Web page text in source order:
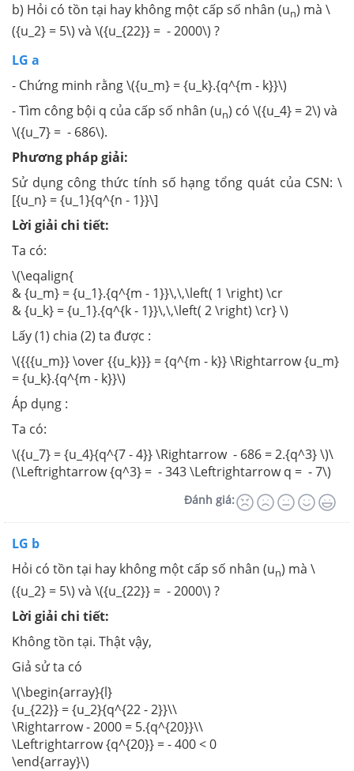
b) Hỏi có tồn tại hay không một cấp số nhân (un) mà \
({u_2} = 5\) và \({u_{22}} = - 2000\) ?
LG a
- Chứng minh rằng \({u_m} = {u_k}.{q^{m - k}}\)
- Tìm công bội q của cấp số nhân (un) có \({u_4} = 2\) và
\({u_7} = - 686\).
Phương pháp giải:
Sử dụng công thức tính số hạng tổng quát của CSN: \
[{u_n} = {u_1}{q^{n - 1}}\]
Lời giải chi tiết:
Ta có:
\(\eqalign{
& {u_m} = {u_1}.{q^{m - 1}}\,\,\left( 1 \right) \cr
& {u_k} = {u_1}.{q^{k - 1}}\,\,\left( 2 \right) \cr} \)
Lấy (1) chia (2) ta được :
\({{{u_m}} \over {{u_k}}} = {q^{m - k}} \Rightarrow {u_m}
= {u_k}.{q^{m - k}}\)
Áp dụng :
Ta có:
\({u_7} = {u_4}{q^{7 - 4}} \Rightarrow - 686 = 2.{q^3} \)\
(\Leftrightarrow {q^3} = - 343 \Leftrightarrow q = - 7\)
Đánh giá:
LG b
Hỏi có tồn tại hay không một cấp số nhân (un) mà \
({u_2} = 5\) và \({u_{22}} = - 2000\) ?
Lời giải chi tiết:
Không tồn tại. Thật vậy,
Giả sử ta có
\(\begin{array}{l}
{u_{22}} = {u_2}{q^{22 - 2}}\\
\Rightarrow - 2000 = 5.{q^{20}}\\
\Leftrightarrow {q^{20}} = - 400 < 0
\end{array}\)